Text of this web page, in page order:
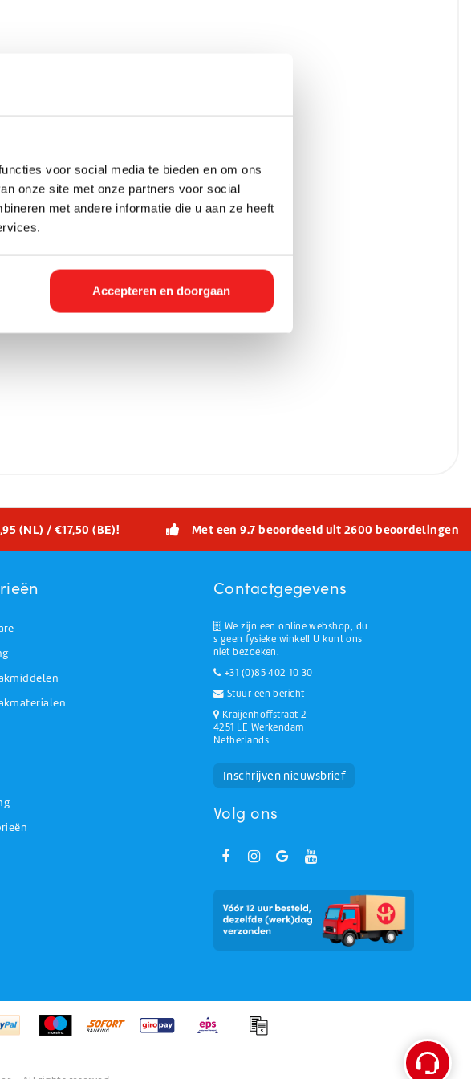
voor social media te bieden en om ons
onze site met onze partners voor social
met andere informatie die u aan ze heeft
Accepteren en doorgaan
(NL) / €17,50 (BE)! Met een 9.7 beoordeeld uit 2600 beoordelingen
Contactgegevens
We zijn een online webshop, du
s geen fysieke winkel! U kunt ons
niet bezoeken.
+31 (0)85 402 10 30
Stuur een bericht
Kraijenhoffstraat 2
4251 LE Werkendam
Netherlands
Inschrijven nieuwsbrief
Volg ons
Huchem Support
Hoe kunnen we u helpen?